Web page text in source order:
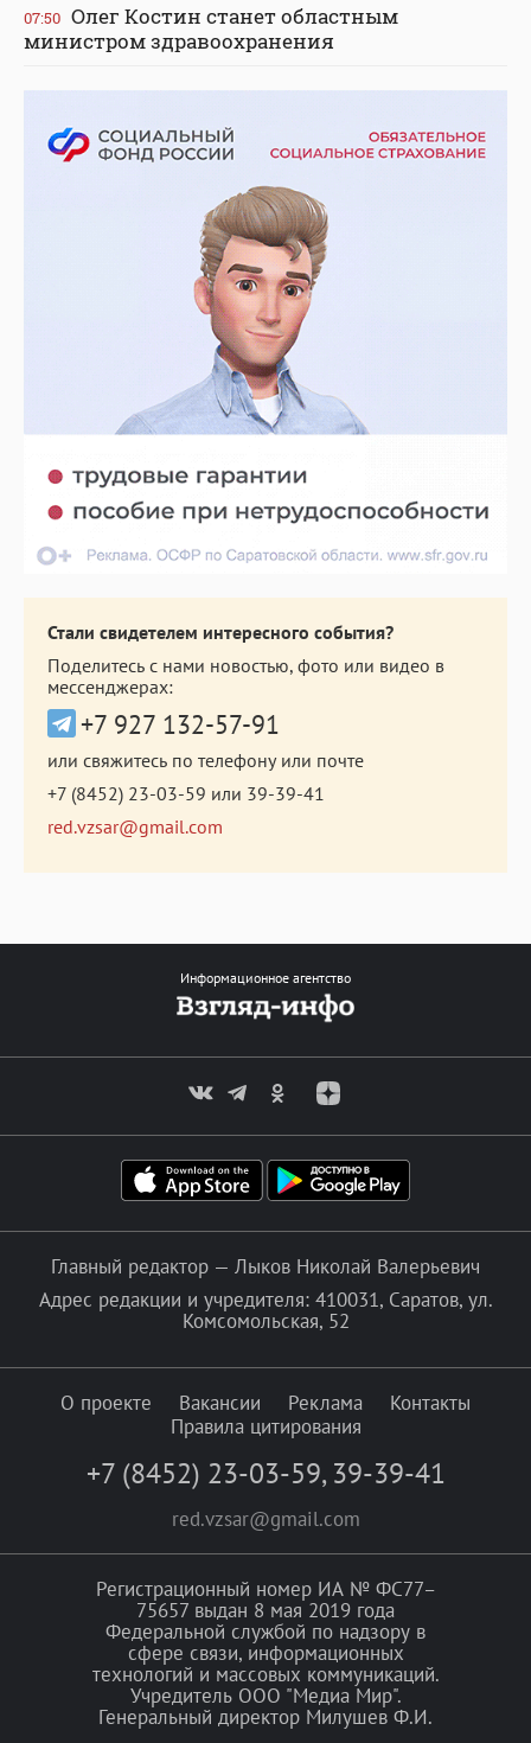
07:50 Олег Костин станет областным
министром здравоохранения
Стали свидетелем интересного события?
Поделитесь с нами новостью, фото или видео в
мессенджерах:
+7 927 132-57-91
или свяжитесь по телефону или почте
+7 (8452) 23-03-59 или 39-39-41
red.vzsar@gmail.com
Информационное агентство
Главный редактор — Лыков Николай Валерьевич
Адрес редакции и учредителя: 410031, Саратов, ул.
Комсомольская, 52
О проекте Вакансии Реклама
Контакты
Правила цитирования
+7 (8452) 23-03-59, 39-39-41
red.vzsar@gmail.com
Регистрационный номер ИА № ФС77–
75657 выдан 8 мая 2019 года
Федеральной службой по надзору в
сфере связи, информационных
технологий и массовых коммуникаций.
Учредитель ООО "Медиа Мир".
Генеральный директор Милушев Ф.И.